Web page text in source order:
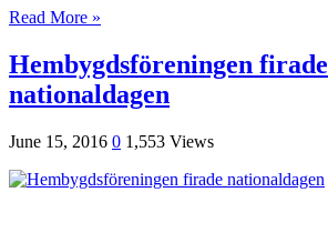
Read More »
Hembygdsföreningen firade
nationaldagen
June 15, 2016 0 1,553 Views